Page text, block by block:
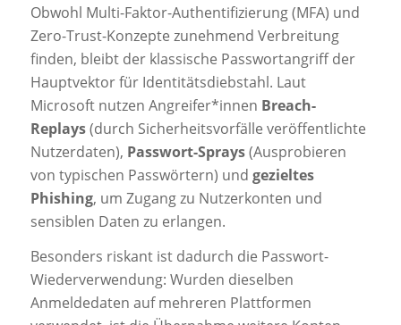
Obwohl Multi-Faktor-Authentifizierung (MFA) und
Zero-Trust-Konzepte zunehmend Verbreitung
finden, bleibt der klassische Passwortangriff der
Hauptvektor für Identitätsdiebstahl. Laut
Microsoft nutzen Angreifer*innen Breach-
Replays(durch Sicherheitsvorfälle veröffentlichte
Nutzerdaten), Passwort-Sprays(Ausprobieren
von typischen Passwörtern) und gezieltes
Phishing, um Zugang zu Nutzerkonten und
sensiblen Daten zu erlangen.
Besonders riskant ist dadurch die Passwort-
Wiederverwendung: Wurden dieselben
Anmeldedaten auf mehreren Plattformen